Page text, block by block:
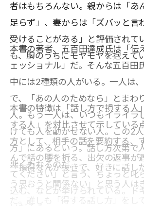
者はもちろんない。親からは「あ
足らず」、妻からは「ズバッと言
受けることがある」と評価されて
も、胸のうちにモヤモヤを抱えて
本書の著者、五百田達成氏は「伝
ェッショナル」だ。そんな五百田
中には2種類の人がいる。一人は
で、「あの人のためなら」とまわ
人。もう一人は、いつもイライラ
けても人を動かせない人。この2
方」にあるという。話し方次第で
悪くもなるのだ。
本書の特徴は「話し方で損する人
する人」を対比させて示している
方として、相手の話を要約する、
んで話の腰を折る、出欠の返事が
てください」と言う、ちょっと叱
込む、などが挙げられている。ド
「損得なんか抜きで、好きに話し
う思おうと関係ない」と思う人は
だ。誰しも「得する話し方」をし